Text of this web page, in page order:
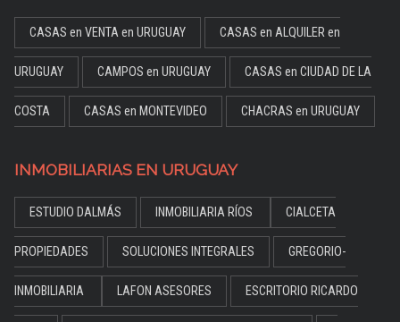
CASAS en VENTA en URUGUAY CASAS en ALQUILER en
URUGUAY CAMPOS en URUGUAY CASAS en CIUDAD DE LA
COSTA CASAS en MONTEVIDEO CHACRAS en URUGUAY
INMOBILIARIAS EN URUGUAY
ESTUDIO DALMÁS INMOBILIARIA RÍOS CIALCETA
PROPIEDADES SOLUCIONES INTEGRALES GREGORIO-
INMOBILIARIA LAFON ASESORES ESCRITORIO RICARDO